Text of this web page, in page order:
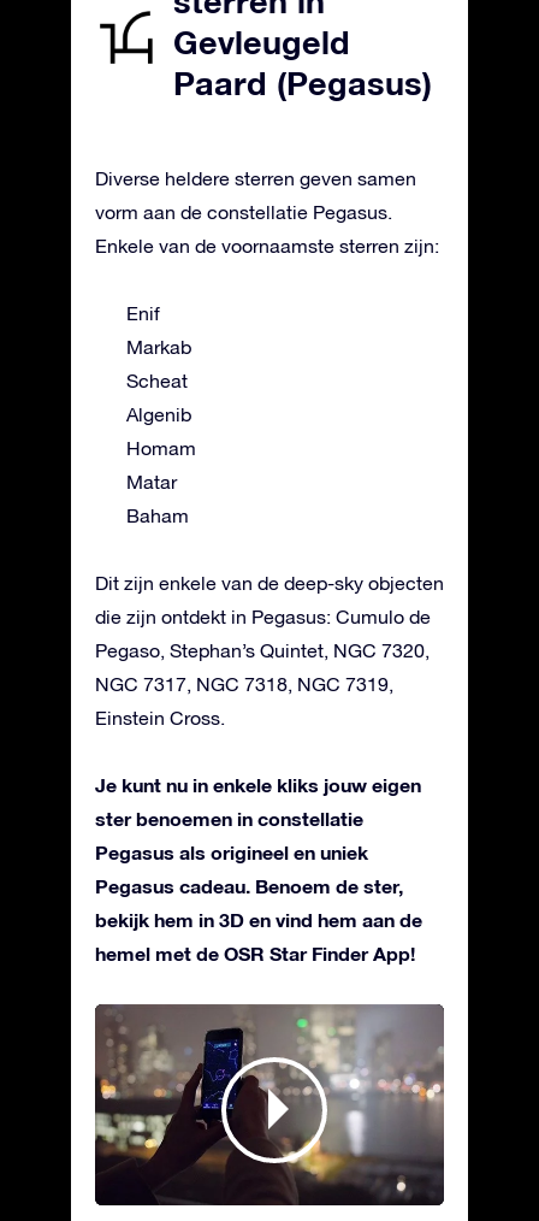
Gevleugeld
Paard (Pegasus)
Diverse heldere sterren geven samen
vorm aan de constellatie Pegasus.
Enkele van de voornaamste sterren zijn:
Enif
Markab
Scheat
Algenib
Homam
Matar
Baham
Dit zijn enkele van de deep-sky objecten
die zijn ontdekt in Pegasus: Cumulo de
Pegaso, Stephan’s Quintet, NGC 7320,
NGC 7317, NGC 7318, NGC 7319,
Einstein Cross.
Je kunt nu in enkele kliks jouw eigen
ster benoemen in constellatie
Pegasus als origineel en uniek
Pegasus cadeau. Benoem de ster,
bekijk hem in 3D en vind hem aan de
hemel met de OSR Star Finder App!